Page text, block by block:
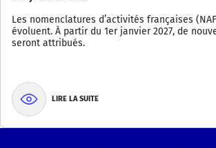
Les nomenclatures d’activités françaises
évoluent. À partir du 1er janvier 2027, de
seront attribués.
LIRE LA SUITE